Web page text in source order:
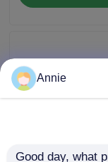
กรณี
โมดูลบอร์ดเครื่
Annie
Good day, what